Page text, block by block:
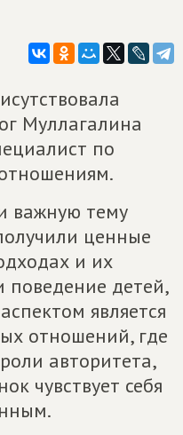
Муллагалина
по
важную тему
ценные
и их
поведение детей,
является
отношений, где
авторитета,
чувствует себя